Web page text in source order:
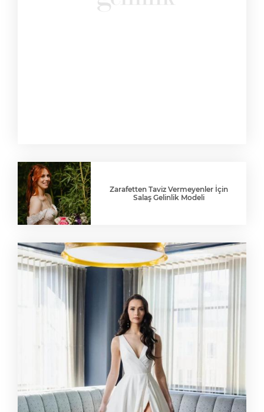
Zarafetten Taviz Vermeyenler İçin
Salaş Gelinlik Modeli